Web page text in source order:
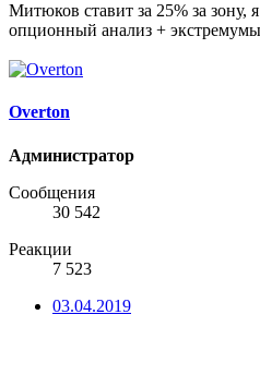
Митюков ставит за 25% за зону,
опционный анализ +
Overton
Администратор
Сообщения
30 542
Реакции
7 523
03.04.2019